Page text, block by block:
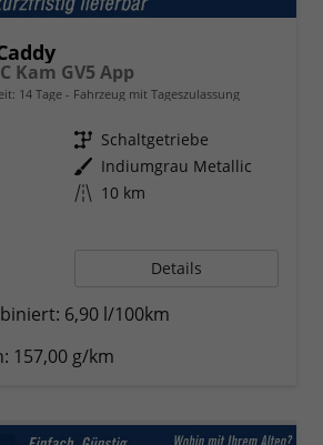
Kam GV5 App
14 Tage Fahrzeug mit Tageszulassung
Getriebe Schaltgetriebe
Außenfarbe Indiumgrau Metallic
Kilometerstand 10 km
Details
6,90 l/100km
157,00 g/km